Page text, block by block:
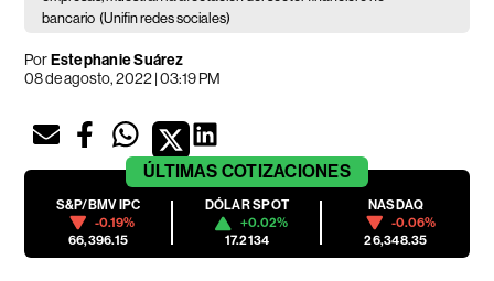
bancario (Unifin redes sociales)
PorEstephanie Suárez
08 de agosto, 2022 | 03:19 PM
ÚLTIMAS COTIZACIONES
S&P/BMV IPC
-0.19%
66,396.15
DÓLAR SPOT
+0.02%
17.2134
NASDAQ
-0.06%
26,348.35